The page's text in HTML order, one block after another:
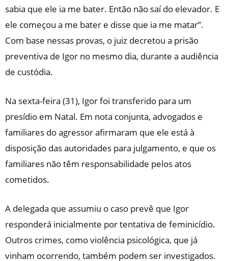
sabia que ele ia me bater. Então não saí do elevador. E
ele começou a me bater e disse que ia me matar”.
Com base nessas provas, o juiz decretou a prisão
preventiva de Igor no mesmo dia, durante a audiência
de custódia.
Na sexta-feira (31), Igor foi transferido para um
presídio em Natal. Em nota conjunta, advogados e
familiares do agressor afirmaram que ele está à
disposição das autoridades para julgamento, e que os
familiares não têm responsabilidade pelos atos
cometidos.
A delegada que assumiu o caso prevê que Igor
responderá inicialmente por tentativa de feminicídio.
Outros crimes, como violência psicológica, que já
vinham ocorrendo, também podem ser investigados.